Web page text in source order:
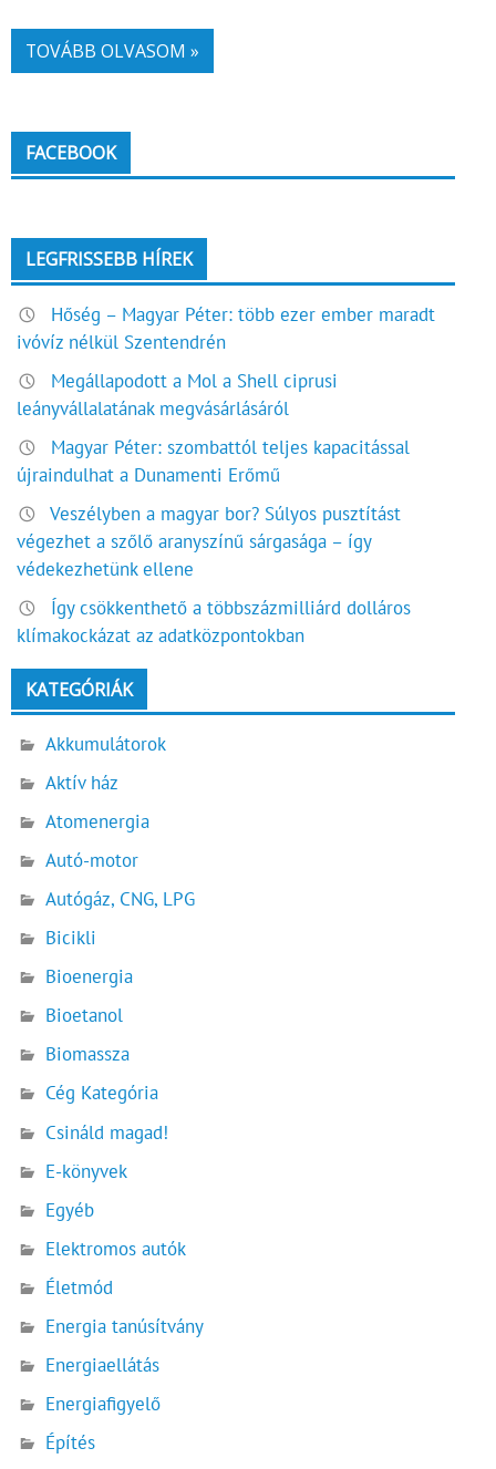
TOVÁBB OLVASOM »
FACEBOOK
LEGFRISSEBB HÍREK
Hőség – Magyar Péter: több ezer ember maradt
ivóvíz nélkül Szentendrén
Megállapodott a Mol a Shell ciprusi
leányvállalatának megvásárlásáról
Magyar Péter: szombattól teljes kapacitással
újraindulhat a Dunamenti Erőmű
Veszélyben a magyar bor? Súlyos pusztítást
végezhet a szőlő aranyszínű sárgasága – így
védekezhetünk ellene
Így csökkenthető a többszázmilliárd dolláros
klímakockázat az adatközpontokban
KATEGÓRIÁK
Akkumulátorok
Aktív ház
Atomenergia
Autó-motor
Autógáz, CNG, LPG
Bicikli
Bioenergia
Bioetanol
Biomassza
Cég Kategória
Csináld magad!
E-könyvek
Egyéb
Elektromos autók
Életmód
Energia tanúsítvány
Energiaellátás
Energiafigyelő
Építés